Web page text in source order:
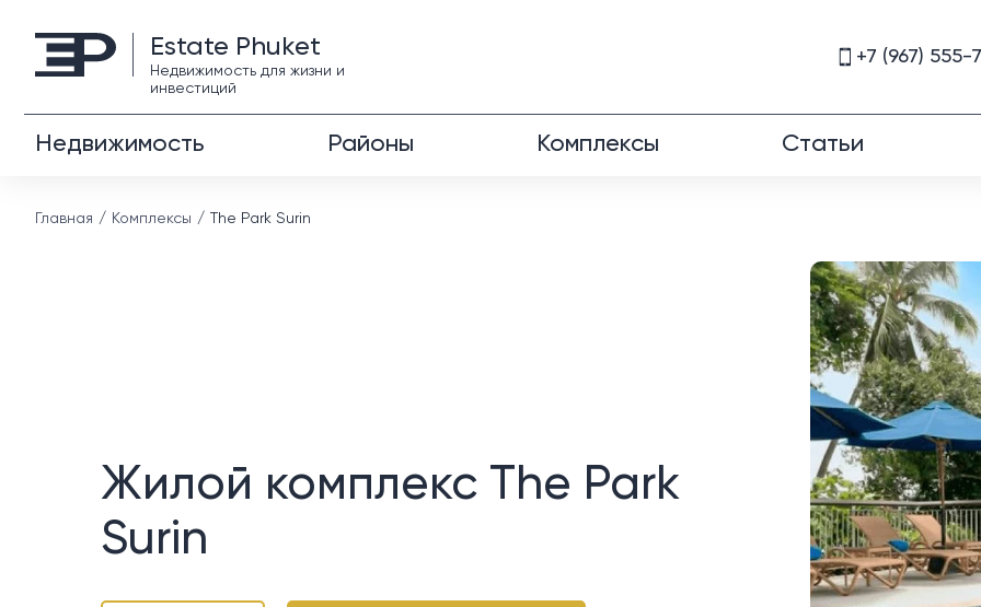
Estate Phuket
Недвижимость для жизни и
инвестиций
+7 (967) 555-
Недвижимость Районы Комплексы Статьи
Главная Комплексы The Park Surin
Жилой комплекс The Park
Surin